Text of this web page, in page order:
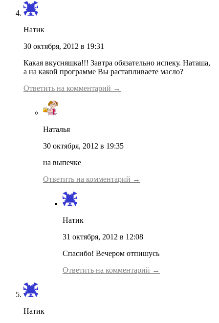
Натик
30 октября, 2012 в 19:31
Какая вкусняшка!!! Завтра обязательно испеку. Наташа,
а на какой программе Вы растапливаете масло?
Ответить на комментарий →
Наталья
30 октября, 2012 в 19:35
на выпечке
Ответить на комментарий →
Натик
31 октября, 2012 в 12:08
Спасибо! Вечером отпишусь
Ответить на комментарий →
Натик